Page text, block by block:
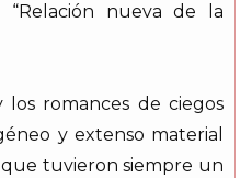
“Relación nueva de la
romances de ciegos
y extenso material
tuvieron siempre un